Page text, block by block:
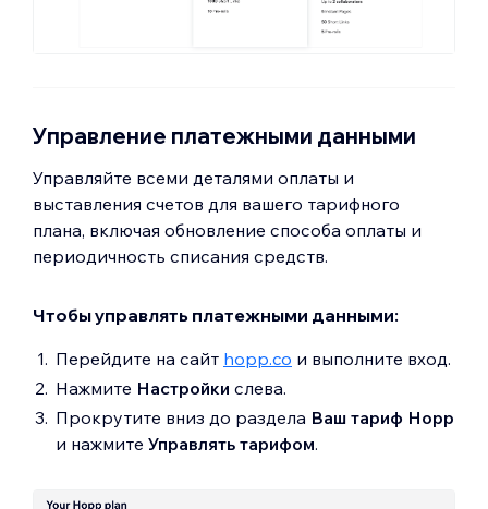
Управление платежными данными
Управляйте всеми деталями оплаты и
выставления счетов для вашего тарифного
плана, включая обновление способа оплаты и
периодичность списания средств.
Чтобы управлять платежными данными:
Перейдите на сайт hopp.co и выполните вход.
Нажмите Настройки слева.
Прокрутите вниз до раздела Ваш тариф Hopp
и нажмите Управлять тарифом.